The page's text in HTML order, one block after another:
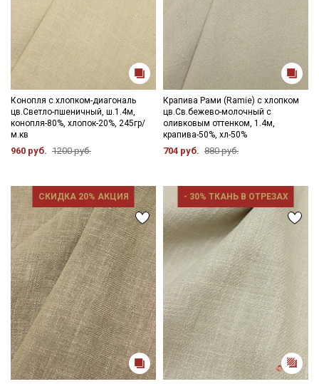
Конопля с хлопком-диагональ
цв.Светло-пшеничный, ш.1.4м,
конопля-80%, хлопок-20%, 245гр/
м.кв
960 руб. 1200 руб.
Крапива Рами (Ramie) с хлопком
цв.Св.бежево-молочный с
оливковым оттенком, 1.4м,
крапива-50%, хл-50%
704 руб. 880 руб.
СКИДКА 20% АКЦИЯ - 30% ТКАНЬ В ОТРЕЗАХ